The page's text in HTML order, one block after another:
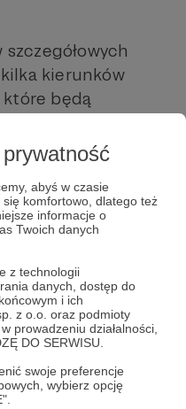
abyś w czasie
się komfortowo, dlatego też
informacje o
Twoich danych
z technologii
danych, dostęp do
i ich
z o.o. oraz podmioty
prowadzeniu działalności,
DO SERWISU.
swoje preferencje
wybierz opcję
kierunków
które będą
ich realizacji
aby poprawić
RODZIN
POTRZEB
RODZIN
Z III
PODMIOTAMI